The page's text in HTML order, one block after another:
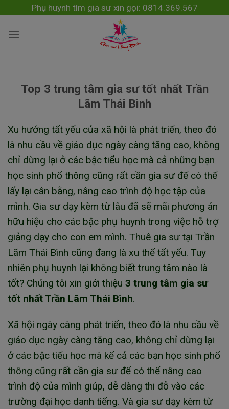
to
content
Phụ huynh tìm gia sư xin gọi: 0814.369.567
Top 3 trung tâm gia sư tốt nhất Trần
Lãm Thái Bình
Xu hướng tất yếu của xã hội là phát triển, theo đó
là nhu cầu về giáo dục ngày càng tăng cao, không
chỉ dừng lại ở các bậc tiểu học mà cả những bạn
học sinh phổ thông cũng rất cần gia sư để có thể
lấy lại cân bằng, nâng cao trình độ học tập của
mình. Gia sư dạy kèm từ lâu đã sẽ mãi phương án
hữu hiệu cho các bậc phụ huynh trong việc hỗ trợ
giảng dạy cho con em mình. Thuê gia sư tại Trần
Lãm Thái Bình cũng đang là xu thế tất yếu. Tuy
nhiên phụ huynh lại không biết trung tâm nào là
tốt? Chúng tôi xin giới thiệu 3 trung tâm gia sư
tốt nhất Trần Lãm Thái Bình.
Xã hội ngày càng phát triển, theo đó là nhu cầu về
giáo dục ngày càng tăng cao, không chỉ dừng lại
ở các bậc tiểu học mà kể cả các bạn học sinh phổ
thông cũng rất cần gia sư để có thể nâng cao
trình độ của mình giúp, dễ dàng thi đỗ vào các
trường đại học danh tiếng. Và gia sư dạy kèm từ
modal-check